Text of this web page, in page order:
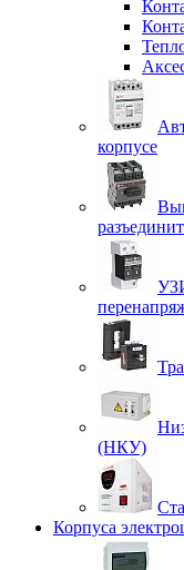
корпусе
(НКУ)
Корпуса